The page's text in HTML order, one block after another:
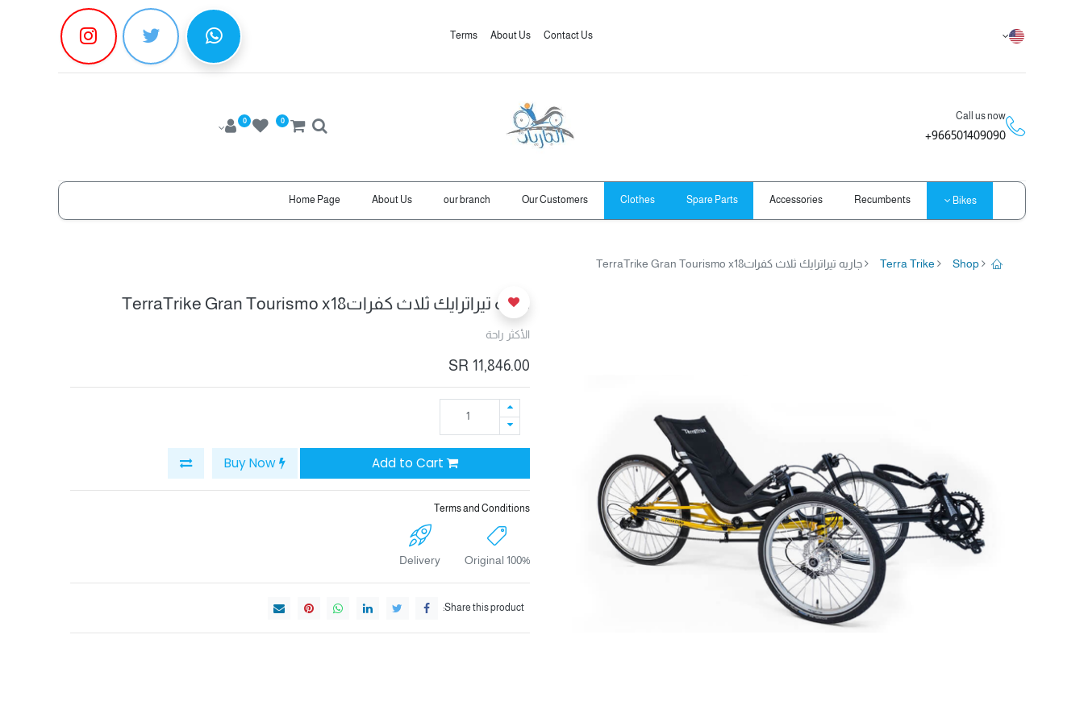
Contact Us
About Us
Terms
Call us now
966501409090+
0
0
Bikes
Recumbents
Accessories
Spare Parts
Clothes
Our Customers
our branch
About Us
Home Page
Shop
Terra Trike جاريه تيراترايك ثلاث كفراتTerraTrike Gran Tourismo x18
جاريه تيراترايك ثلاث كفراتTerraTrike Gran Tourismo x18
الأكثر راحة
11,846.00
Add to Cart
Terms and Conditions
100% Original
Delivery
Share this product: